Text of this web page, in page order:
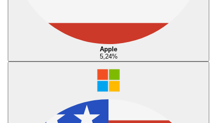
Apple
5,24%